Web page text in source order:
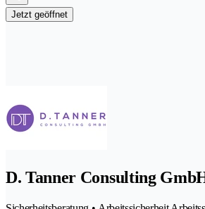
Jetzt geöffnet
D. Tanner Consulting